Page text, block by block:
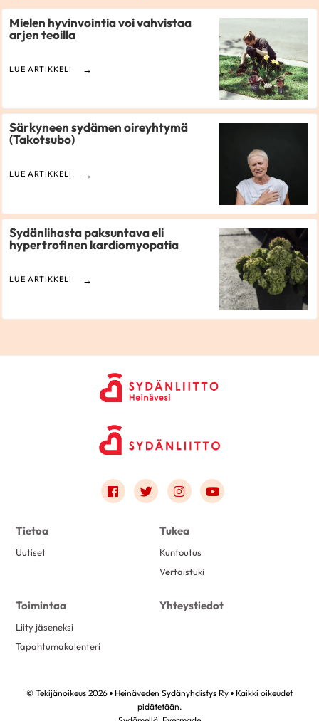
Mielen hyvinvointia voi vahvistaa
arjen teoilla
LUE ARTIKKELI
Särkyneen sydämen oireyhtymä
(Takotsubo)
LUE ARTIKKELI
Sydänlihasta paksuntava eli
hypertrofinen kardiomyopatia
LUE ARTIKKELI
Link to facebook
Link to twitter
Link to instagram
Link to youtube
Tietoa
Uutiset
Tukea
Kuntoutus
Vertaistuki
Toimintaa
Liity jäseneksi
Tapahtumakalenteri
Yhteystiedot
© Tekijänoikeus 2026 • Heinäveden Sydänyhdistys Ry • Kaikki oikeudet
pidätetään.